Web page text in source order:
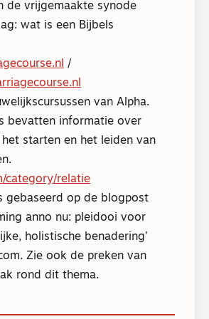
de vrijgemaakte synode
wat is een Bijbels
/
van Alpha.
bevatten informatie over
starten en het leiden van
category/relatie
gebaseerd op de blogpost
anno nu: pleidooi voor
holistische benadering’
Zie ook de preken van
rond dit thema.